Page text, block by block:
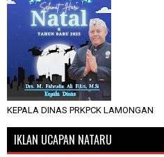
KEPALA DINAS PRKPCK LAMONGAN
IKLAN UCAPAN NATARU